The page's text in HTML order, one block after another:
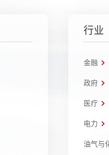
行业
金融
政府
医疗
电力
油气与